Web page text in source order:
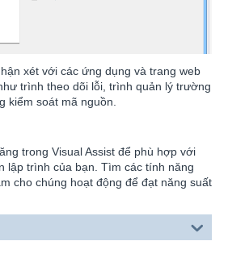
xét với các ứng dụng và trang web
trình theo dõi lỗi, trình quản lý trường
kiểm soát mã nguồn.
trong Visual Assist để phù hợp với
lập trình của bạn. Tìm các tính năng
cho chúng hoạt động để đạt năng suất